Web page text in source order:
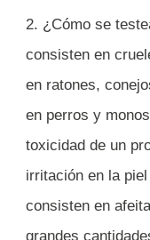
2. ¿Cómo se
consisten en
en ratones,
en perros y
toxicidad de un
irritación en la
consisten en
grandes